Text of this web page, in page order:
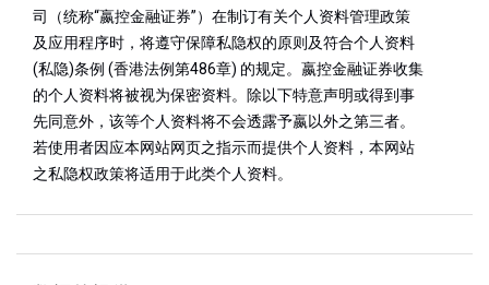
司（统称“嬴控金融证券”）在制订有关个人资料管理政策
及应用程序时，将遵守保障私隐权的原则及符合个人资料
(私隐)条例 (香港法例第486章) 的规定。嬴控金融证券收集
的个人资料将被视为保密资料。除以下特意声明或得到事
先同意外，该等个人资料将不会透露予嬴以外之第三者。
若使用者因应本网站网页之指示而提供个人资料，本网站
之私隐权政策将适用于此类个人资料。